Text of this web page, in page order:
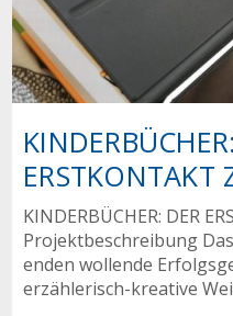
ERSTKONTAKT
KINDERBÜCHER: DER
Projektbeschreibung
enden wollende
erzählerisch-kreative